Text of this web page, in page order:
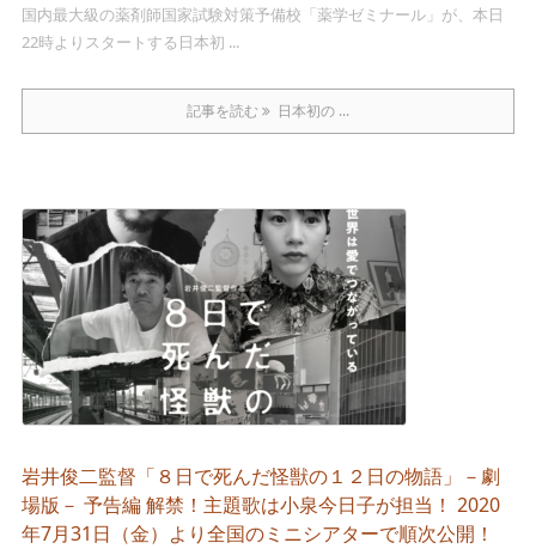
国内最大級の薬剤師国家試験対策予備校「薬学ゼミナール」が、本日
22時よりスタートする日本初 ...
記事を読む 日本初の ...
岩井俊二監督「８日で死んだ怪獣の１２日の物語」－劇
場版－ 予告編 解禁！主題歌は小泉今日子が担当！ 2020
年7月31日（金）より全国のミニシアターで順次公開！